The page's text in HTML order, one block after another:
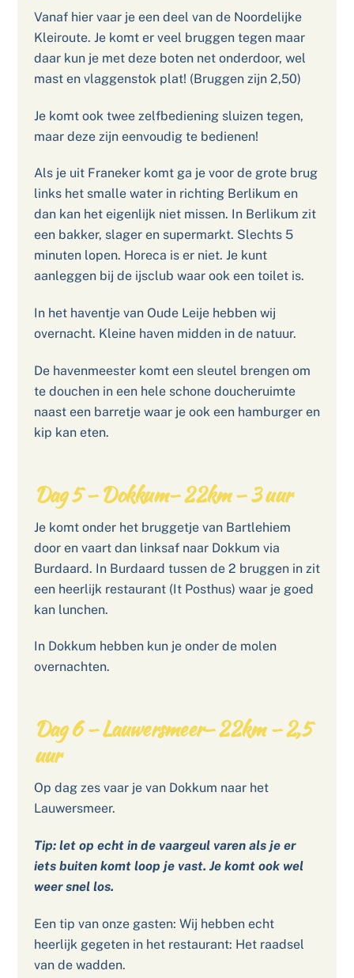
Vanaf hier vaar je een deel van de Noordelijke
Kleiroute. Je komt er veel bruggen tegen maar
daar kun je met deze boten net onderdoor, wel
mast en vlaggenstok plat! (Bruggen zijn 2,50)
Je komt ook twee zelfbediening sluizen tegen,
maar deze zijn eenvoudig te bedienen!
Als je uit Franeker komt ga je voor de grote brug
links het smalle water in richting Berlikum en
dan kan het eigenlijk niet missen. In Berlikum zit
een bakker, slager en supermarkt. Slechts 5
minuten lopen. Horeca is er niet. Je kunt
aanleggen bij de ijsclub waar ook een toilet is.
In het haventje van Oude Leije hebben wij
overnacht. Kleine haven midden in de natuur.
De havenmeester komt een sleutel brengen om
te douchen in een hele schone doucheruimte
naast een barretje waar je ook een hamburger en
kip kan eten.
Dag 5 – Dokkum– 22km – 3 uur
Je komt onder het bruggetje van Bartlehiem
door en vaart dan linksaf naar Dokkum via
Burdaard. In Burdaard tussen de 2 bruggen in zit
een heerlijk restaurant (It Posthus) waar je goed
kan lunchen.
In Dokkum hebben kun je onder de molen
overnachten.
Dag 6 – Lauwersmeer– 22km – 2,5
uur
Op dag zes vaar je van Dokkum naar het
Lauwersmeer.
Tip: let op echt in de vaargeul varen als je er
iets buiten komt loop je vast. Je komt ook wel
weer snel los.
Een tip van onze gasten: Wij hebben echt
heerlijk gegeten in het restaurant: Het raadsel
van de wadden.